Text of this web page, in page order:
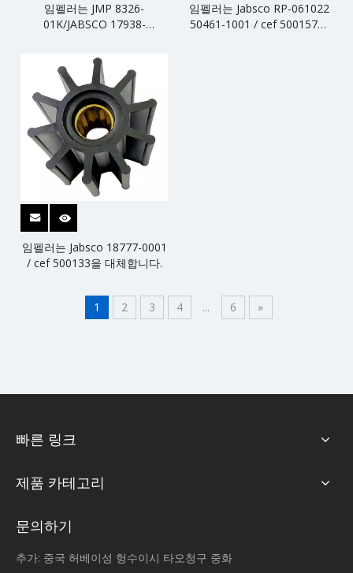
임펠러는 JMP 8326-
01K/JABSCO 17938-
니다.
임펠러는 Jabsco RP-061022
50461-1001 / cef 500157을
임펠러는 Jabsco 18777-0001
/ cef 500133을 대체합니다.
1 2 3 4 ... 6 »
빠른 링크
제품 카테고리
문의하기
추가: 중국 허베이성 헝수이시 타오청구 중화